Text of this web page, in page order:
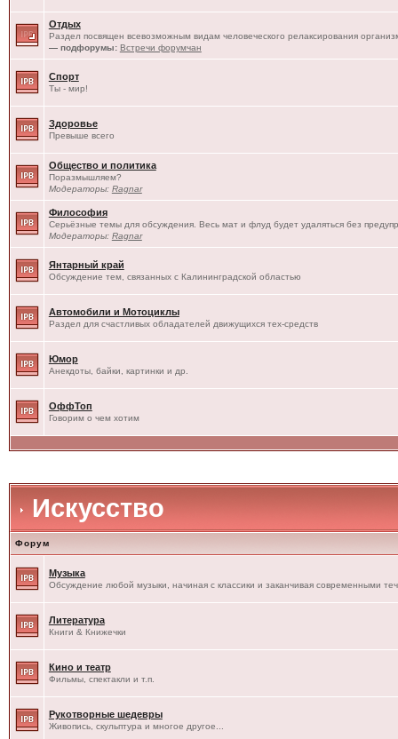
Отдых
Раздел посвящен всевозможным видам человеческого релаксирования
— подфорумы: Встречи форумчан
Спорт
Ты - мир!
Здоровье
Превыше всего
Общество и политика
Поразмышляем?
Модераторы: Ragnar
Философия
Серьёзные темы для обсуждения. Весь мат и флуд будет удаляться без
Модераторы: Ragnar
Янтарный край
Обсуждение тем, связанных с Калининградской областью
Автомобили и Мотоциклы
Раздел для счастливых обладателей движущихся тех-средств
Юмор
Анекдоты, байки, картинки и др.
ОффТоп
Говорим о чем хотим
Искусство
Форум
Музыка
Обсуждение любой музыки, начиная с классики и заканчивая современными
Литература
Книги & Книжечки
Кино и театр
Фильмы, спектакли и т.п.
Рукотворные шедевры
Живопись, скульптура и многое другое...